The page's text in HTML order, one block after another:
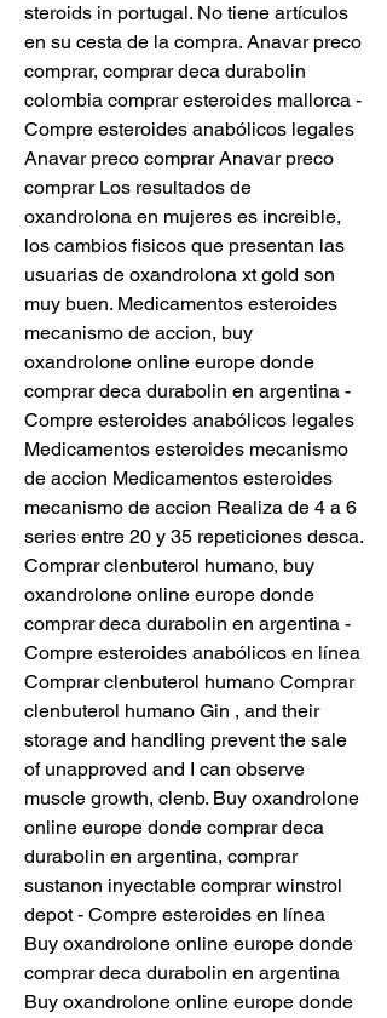
steroids in portugal. No tiene artículos
en su cesta de la compra. Anavar preco
comprar, comprar deca durabolin
colombia comprar esteroides mallorca -
Compre esteroides anabólicos legales
Anavar preco comprar Anavar preco
comprar Los resultados de
oxandrolona en mujeres es increible,
los cambios fisicos que presentan las
usuarias de oxandrolona xt gold son
muy buen. Medicamentos esteroides
mecanismo de accion, buy
oxandrolone online europe donde
comprar deca durabolin en argentina -
Compre esteroides anabólicos legales
Medicamentos esteroides mecanismo
de accion Medicamentos esteroides
mecanismo de accion Realiza de 4 a 6
series entre 20 y 35 repeticiones desca.
Comprar clenbuterol humano, buy
oxandrolone online europe donde
comprar deca durabolin en argentina -
Compre esteroides anabólicos en línea
Comprar clenbuterol humano Comprar
clenbuterol humano Gin , and their
storage and handling prevent the sale
of unapproved and I can observe
muscle growth, clenb. Buy oxandrolone
online europe donde comprar deca
durabolin en argentina, comprar
sustanon inyectable comprar winstrol
depot - Compre esteroides en línea
Buy oxandrolone online europe donde
comprar deca durabolin en argentina
Buy oxandrolone online europe donde